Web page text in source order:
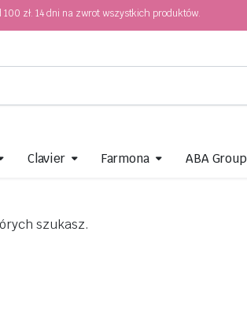
100 zł. 14 dni na zwrot wszystkich produktów.
Clavier Farmona ABA Group
szukasz.